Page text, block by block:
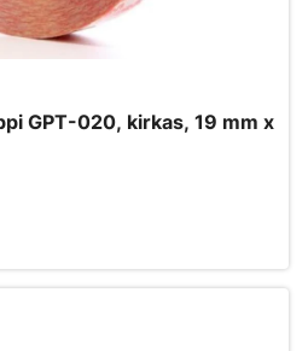
GPT-020, kirkas, 19 mm x